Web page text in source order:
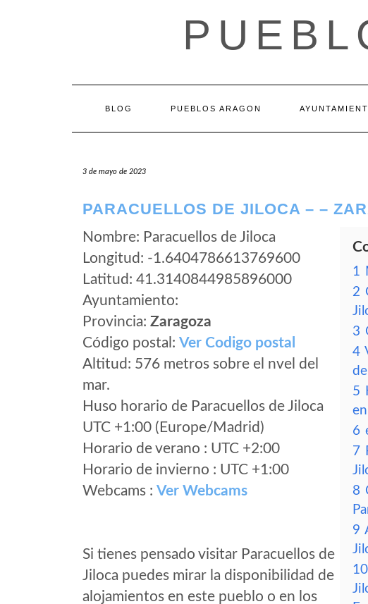
BLOG PUEBLOS ARAGON
3 de mayo de 2023
PARACUELLOS DE JILOCA – –
Nombre: Paracuellos de Jiloca
Longitud: -1.6404786613769600
Latitud: 41.3140844985896000
Ayuntamiento:
Provincia: Zaragoza
Código postal: Ver Codigo postal
Altitud: 576 metros sobre el nvel del
mar.
Huso horario de Paracuellos de Jiloca
UTC +1:00 (Europe/Madrid)
Horario de verano : UTC +2:00
Horario de invierno : UTC +1:00
Webcams : Ver Webcams
Si tienes pensado visitar Paracuellos de
Jiloca puedes mirar la disponibilidad de
alojamientos en este pueblo o en los
1
2
3
4
5
6
7
8
9
10